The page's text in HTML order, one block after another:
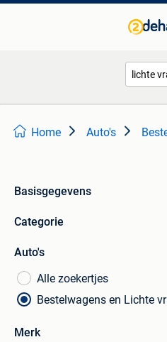
Home Auto's
Basisgegevens
Categorie
Auto's
Alle zoekertjes
Bestelwagens en Lichte
Merk